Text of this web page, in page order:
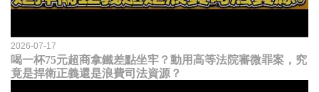
2026-07-17
喝一杯75元超商拿鐵差點坐牢？動用高等法院審微罪案，究
竟是捍衛正義還是浪費司法資源？